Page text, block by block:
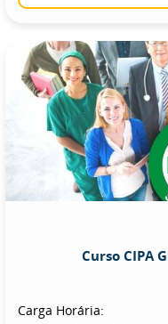
Curso CIPA
Carga Horária: